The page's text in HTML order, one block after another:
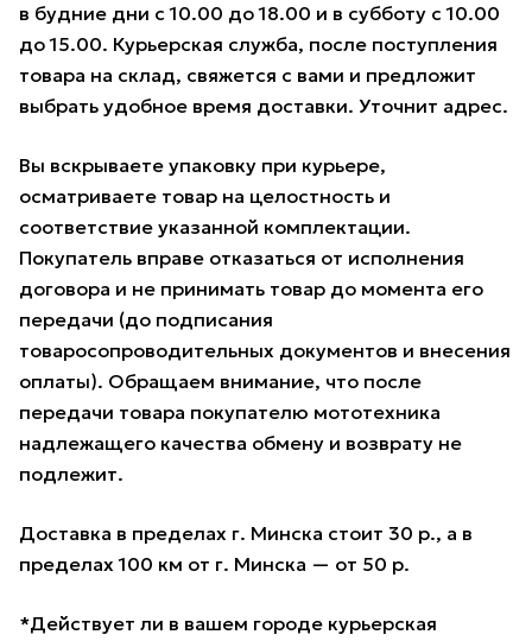
в будние дни с 10.00 до 18.00 и в субботу с 10.00
до 15.00. Курьерская служба, после поступления
товара на склад, свяжется с вами и предложит
выбрать удобное время доставки. Уточнит адрес.
Вы вскрываете упаковку при курьере,
осматриваете товар на целостность и
соответствие указанной комплектации.
Покупатель вправе отказаться от исполнения
договора и не принимать товар до момента его
передачи (до подписания
товаросопроводительных документов и внесения
оплаты). Обращаем внимание, что после
передачи товара покупателю мототехника
надлежащего качества обмену и возврату не
подлежит.
Доставка в пределах г. Минска стоит 30 р., а в
пределах 100 км от г. Минска — от 50 р.
*Действует ли в вашем городе курьерская